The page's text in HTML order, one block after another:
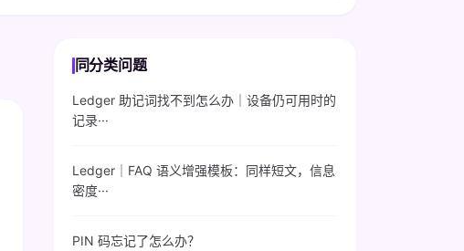
同分类问题
Ledger 助记词找不到怎么办｜设备仍可用时的
记录···
Ledger｜FAQ 语义增强模板：同样短文，信息
密度···
PIN 码忘记了怎么办？